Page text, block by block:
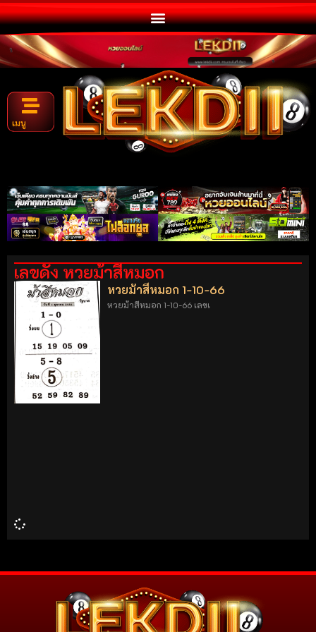
เมนู
เลขดัง หวยม้าสีหมอก
หวยม้าสีหมอก 1-10-66
หวยม้าสีหมอก 1-10-66 เลขเ